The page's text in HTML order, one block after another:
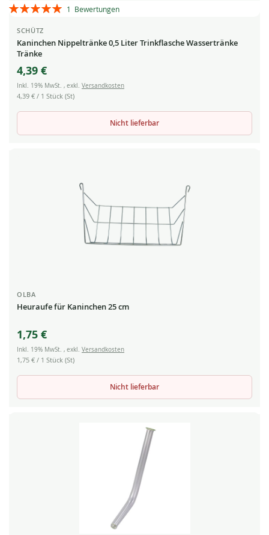
Bewertung:
1 Bewertungen
SCHÜTZ
Kaninchen Nippeltränke 0,5 Liter Trinkflasche Wassertränke
Tränke
4,39 €
Inkl. 19% MwSt. , exkl. Versandkosten
4,39 € / 1 Stück (St)
Nicht lieferbar
OLBA
Heuraufe für Kaninchen 25 cm
1,75 €
Inkl. 19% MwSt. , exkl. Versandkosten
1,75 € / 1 Stück (St)
Nicht lieferbar